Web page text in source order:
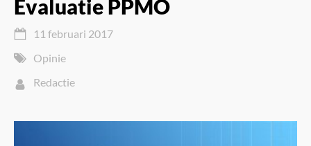
Evaluatie PPMO
11 februari 2017
Opinie
Redactie